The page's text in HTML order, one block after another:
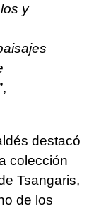
y
destacó
colección
Tsangaris,
de los